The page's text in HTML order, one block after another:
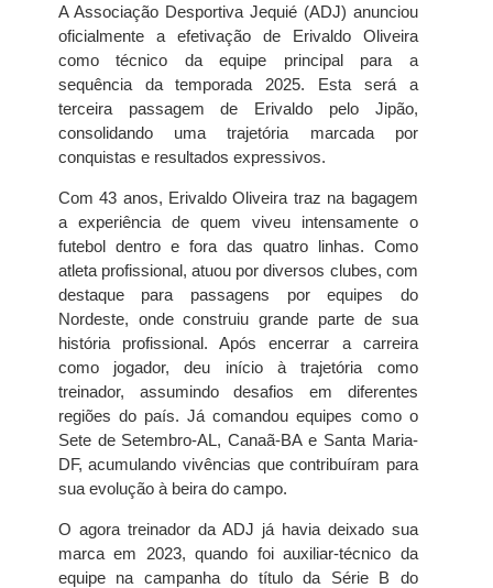
A Associação Desportiva Jequié (ADJ) anunciou
oficialmente a efetivação de Erivaldo Oliveira
como técnico da equipe principal para a
sequência da temporada 2025. Esta será a
terceira passagem de Erivaldo pelo Jipão,
consolidando uma trajetória marcada por
conquistas e resultados expressivos.
Com 43 anos, Erivaldo Oliveira traz na bagagem
a experiência de quem viveu intensamente o
futebol dentro e fora das quatro linhas. Como
atleta profissional, atuou por diversos clubes, com
destaque para passagens por equipes do
Nordeste, onde construiu grande parte de sua
história profissional. Após encerrar a carreira
como jogador, deu início à trajetória como
treinador, assumindo desafios em diferentes
regiões do país. Já comandou equipes como o
Sete de Setembro-AL, Canaã-BA e Santa Maria-
DF, acumulando vivências que contribuíram para
sua evolução à beira do campo.
O agora treinador da ADJ já havia deixado sua
marca em 2023, quando foi auxiliar-técnico da
equipe na campanha do título da Série B do